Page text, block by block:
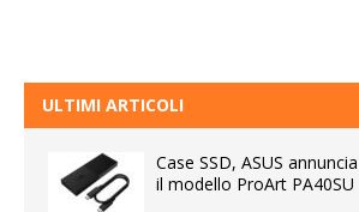
ULTIMI ARTICOLI
Case SSD, ASUS annuncia
il modello ProArt PA40SU